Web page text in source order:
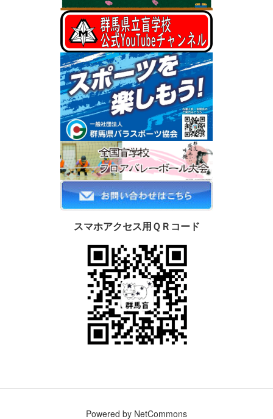
スマホアクセス用ＱＲコード
Powered by NetCommons